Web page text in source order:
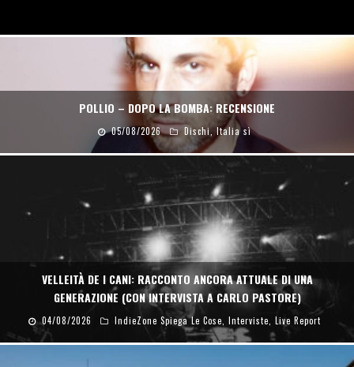
POLLIO – DOPO LA BOMBA: RECENSIONE
05/08/2026 Dischi,Italia sì
VELLEITÀ DE I CANI: RACCONTO ANCORA ATTUALE DI UNA
GENERAZIONE (CON INTERVISTA A CARLO PASTORE)
04/08/2026 IndieZone Spiega Le Cose Interviste Live Report